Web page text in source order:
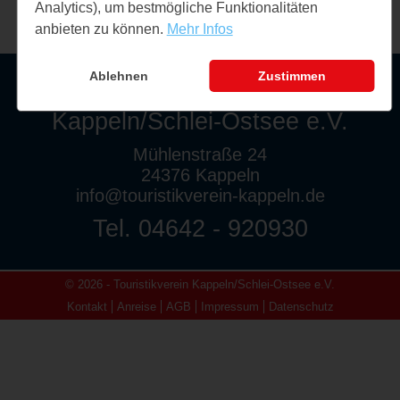
Touristikverein
Kappeln/Schlei-Ostsee e.V.
Mühlenstraße 24
24376 Kappeln
info@touristikverein-kappeln.de
Tel. 04642 - 920930
© 2026 - Touristikverein Kappeln/Schlei-Ostsee e.V.
Kontakt
Anreise AGB Impressum Datenschutz
Analytics), um bestmögliche Funktionalitäten
anbieten zu können. Mehr Infos
Ablehnen Zustimmen